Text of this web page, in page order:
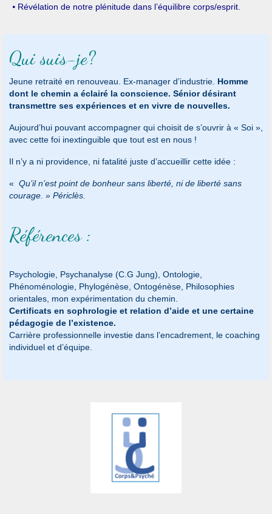
⦁ Révélation de notre plénitude dans l’équilibre corps/esprit.
Qui suis-je?
Jeune retraité en renouveau. Ex-manager d’industrie. Homme
dont le chemin a éclairé la conscience. Sénior désirant
transmettre ses expériences et en vivre de nouvelles.
Aujourd’hui pouvant accompagner qui choisit de s’ouvrir à « Soi »,
avec cette foi inextinguible que tout est en nous !
Il n’y a ni providence, ni fatalité juste d’accueillir cette idée :
« Qu’il n’est point de bonheur sans liberté, ni de liberté sans
courage. » Périclès.
Références :
Psychologie, Psychanalyse (C.G Jung), Ontologie,
Phénoménologie, Phylogénèse, Ontogénèse, Philosophies
orientales, mon expérimentation du chemin.
Certificats en sophrologie et relation d’aide et une certaine
pédagogie de l’existence.
Carrière professionnelle investie dans l’encadrement, le coaching
individuel et d’équipe.